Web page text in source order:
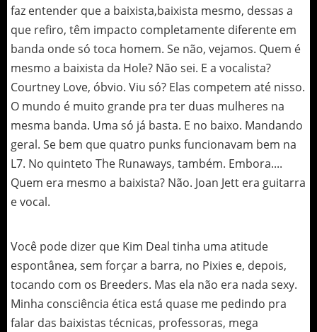
faz entender que a baixista,baixista mesmo, dessas a
que refiro, têm impacto completamente diferente em
banda onde só toca homem. Se não, vejamos. Quem é
mesmo a baixista da Hole? Não sei. E a vocalista?
Courtney Love, óbvio. Viu só? Elas competem até nisso.
O mundo é muito grande pra ter duas mulheres na
mesma banda. Uma só já basta. E no baixo. Mandando
geral. Se bem que quatro punks funcionavam bem na
L7. No quinteto The Runaways, também. Embora....
Quem era mesmo a baixista? Não. Joan Jett era guitarra
e vocal.
Você pode dizer que Kim Deal tinha uma atitude
espontânea, sem forçar a barra, no Pixies e, depois,
tocando com os Breeders. Mas ela não era nada sexy.
Minha consciência ética está quase me pedindo pra
falar das baixistas técnicas, professoras, mega